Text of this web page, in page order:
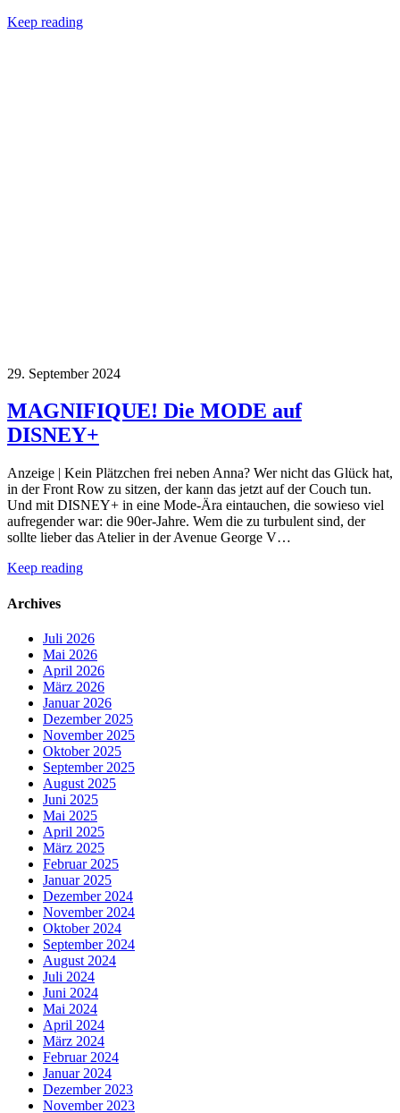
Keep reading
29. September 2024
MAGNIFIQUE! Die MODE auf
DISNEY+
Anzeige | Kein Plätzchen frei neben Anna? Wer nicht das Glück hat,
in der Front Row zu sitzen, der kann das jetzt auf der Couch tun.
Und mit DISNEY+ in eine Mode-Ära eintauchen, die sowieso viel
aufregender war: die 90er-Jahre. Wem die zu turbulent sind, der
sollte lieber das Atelier in der Avenue George V…
Keep reading
Archives
Juli 2026
Mai 2026
April 2026
März 2026
Januar 2026
Dezember 2025
November 2025
Oktober 2025
September 2025
August 2025
Juni 2025
Mai 2025
April 2025
März 2025
Februar 2025
Januar 2025
Dezember 2024
November 2024
Oktober 2024
September 2024
August 2024
Juli 2024
Juni 2024
Mai 2024
April 2024
März 2024
Februar 2024
Januar 2024
Dezember 2023
November 2023